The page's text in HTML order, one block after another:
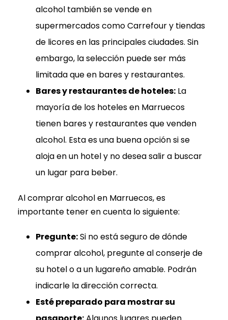
alcohol también se vende en
supermercados como Carrefour y tiendas
de licores en las principales ciudades. Sin
embargo, la selección puede ser más
limitada que en bares y restaurantes.
Bares y restaurantes de hoteles: La
mayoría de los hoteles en Marruecos
tienen bares y restaurantes que venden
alcohol. Esta es una buena opción si se
aloja en un hotel y no desea salir a buscar
un lugar para beber.
Al comprar alcohol en Marruecos, es
importante tener en cuenta lo siguiente:
Pregunte:Si no está seguro de dónde
comprar alcohol, pregunte al conserje de
su hotel o a un lugareño amable. Podrán
indicarle la dirección correcta.
Esté preparado para mostrar su